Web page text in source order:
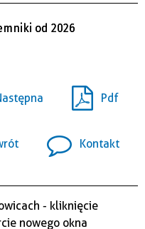
od 2026
Pdf
Kontakt